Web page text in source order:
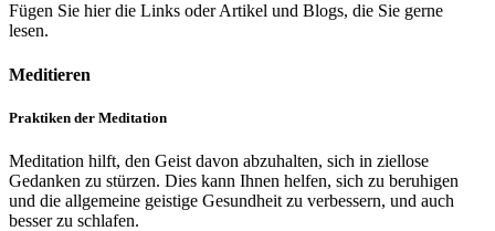
Fügen Sie hier die Links oder Artikel und Blogs, die Sie gerne
lesen.
Meditieren
Praktiken der Meditation
Meditation hilft, den Geist davon abzuhalten, sich in ziellose
Gedanken zu stürzen. Dies kann Ihnen helfen, sich zu beruhigen
und die allgemeine geistige Gesundheit zu verbessern, und auch
besser zu schlafen.